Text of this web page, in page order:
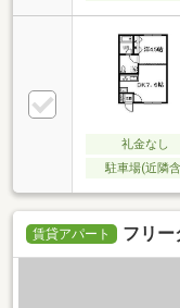
礼金なし
駐車場(近隣
賃貸アパート フリー